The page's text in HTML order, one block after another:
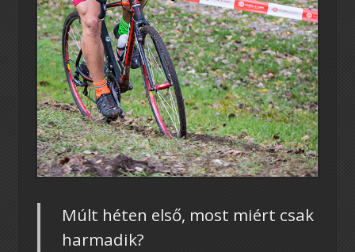
Múlt héten első, most miért csak
harmadik?